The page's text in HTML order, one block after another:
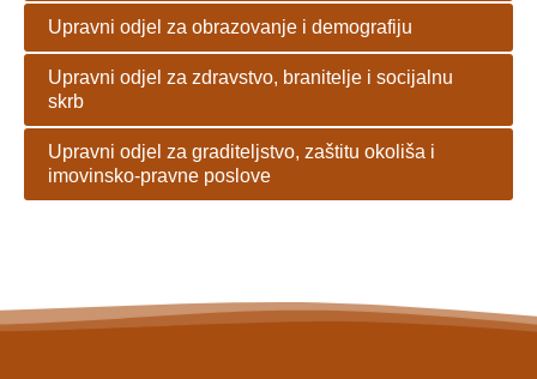
Upravni odjel za obrazovanje i demografiju
Upravni odjel za zdravstvo, branitelje i socijalnu
skrb
Upravni odjel za graditeljstvo, zaštitu okoliša i
imovinsko-pravne poslove